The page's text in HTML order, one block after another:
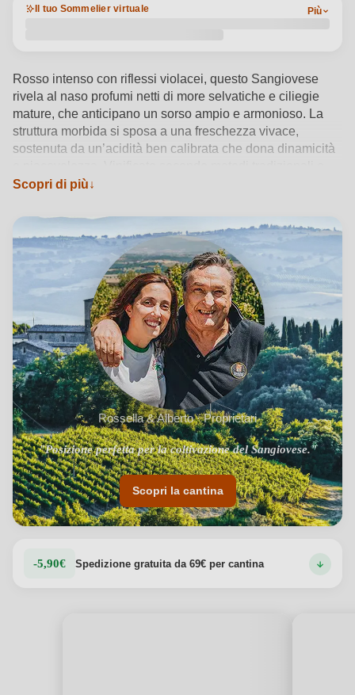
Il tuo Sommelier virtuale Più
Rosso intenso con riflessi violacei, questo Sangiovese
rivela al naso profumi netti di more selvatiche e ciliegie
mature, che anticipano un sorso ampio e armonioso. La
struttura morbida si sposa a una freschezza vivace,
sostenuta da un’acidità ben calibrata che dona dinamicità
affinato in acciaio per preservare l’identità del vitigno,
e Siena. Da gustare tra i 16 e i 18°C con salumi, formaggi
o piatti di pesce, è un rosso toscano autentico, frutto della
visione sostenibile della cantina Gramineta.
Vedi dettagli del prodotto →
Scopri di più
Rossella & Alberto · Proprietari
"Posizione perfetta per la coltivazione del Sangiovese."
Scopri la cantina
-5,90€ Spedizione gratuita da 69€ per cantina